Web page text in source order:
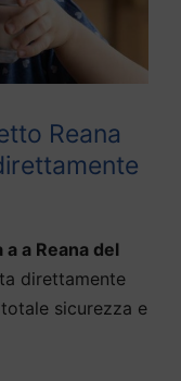
Reana
a Reana del
direttamente
sicurezza e